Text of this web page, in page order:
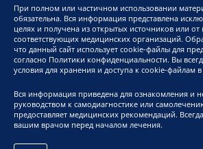
При полном или частичном использовании
обязательна. Вся информация представлена
целях и получена из открытых источников или от
соответствующих медицинских организаций.
что данный сайт использует cookie-файлы для
согласно Политики конфиденциальности. Вы
условия для хранения и доступа к cookie-файлам
Вся информация приведена для ознакомления и
руководством к самодиагностике или
предоставляет медицинских рекомендаций.
вашим врачом перед началом лечения.